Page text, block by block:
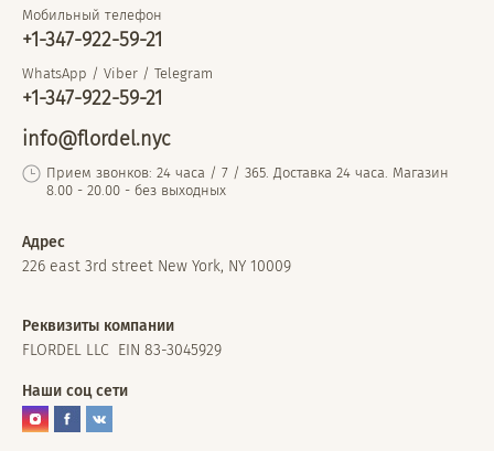
Мобильный телефон
+1-347-922-59-21
WhatsApp / Viber / Telegram
+1-347-922-59-21
info@flordel.nyc
Прием звонков: 24 часа / 7 / 365. Доставка 24 часа. Магазин
8.00 - 20.00 - без выходных
Адрес
226 east 3rd street New York, NY 10009
Реквизиты компании
FLORDEL LLC EIN 83-3045929
Наши соц сети